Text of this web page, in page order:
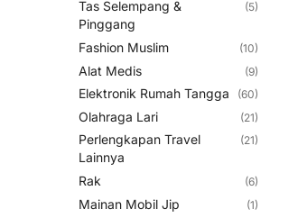
Tas Selempang &
Pinggang
(5)
Fashion Muslim (10)
Alat Medis (9)
Elektronik Rumah Tangga (60)
Olahraga Lari (21)
Perlengkapan Travel
Lainnya
(21)
Rak (6)
Mainan Mobil Jip (1)